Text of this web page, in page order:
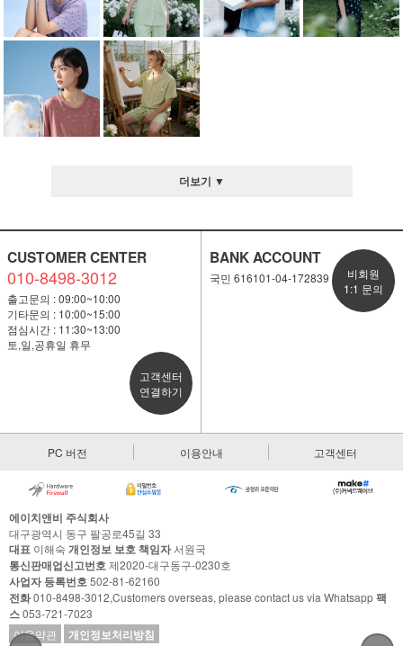
더보기 ▼
CUSTOMER CENTER
010-8498-3012
출고문의 : 09:00~10:00
기타문의 : 10:00~15:00
점심시간 : 11:30~13:00
토,일,공휴일 휴무
고객센터
연결하기
BANK ACCOUNT
국민 616101-04-172839
비회원
1:1 문의
PC 버전 이용안내 고객센터
에이치앤비 주식회사
대구광역시 동구 팔공로45길 33
대표 이해숙 개인정보 보호 책임자서원국
통신판매업신고번호제2020-대구동구-0230호
사업자 등록번호502-81-62160
전화010-8498-3012,Customers overseas, please contact us via Whatsapp팩
스053-721-7023
이용약관
개인정보처리방침